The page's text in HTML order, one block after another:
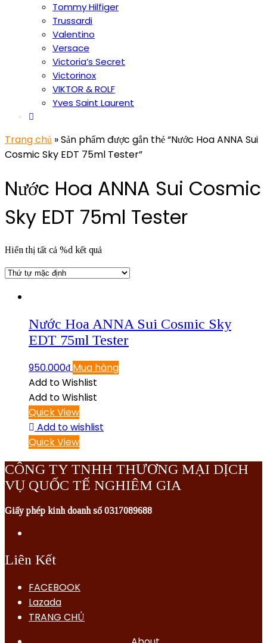
Tommy Hilfiger
Trussardi
Valentino
Versace
Victoria’s Secret
Victorinox
VIKTOR & ROLF
Yves Saint Laurent
Trang chủ » Sản phẩm được gắn thẻ “Nước Hoa ANNA Sui
Cosmic Sky EDT 75ml Tester”
Nước Hoa ANNA Sui Cosmic
Sky EDT 75ml Tester
Hiển thị tất cả %d kết quả
Nước Hoa ANNA Sui Cosmic Sky
EDT 75ml Tester
950.000₫ Mua hàng
Add to Wishlist
Add to Wishlist
Quick View
Add to wishlist
Quick View
CÔNG TY TNHH THƯƠNG MẠI DỊCH
VỤ QUỐC TẾ NGHIÊM GIA
Giấy phép kinh doanh số 0317089688
Liên Kết
FACEBOOK
Lazada
TRANG CHỦ